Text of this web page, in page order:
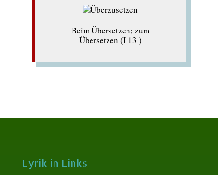
Beim Übersetzen; zum
Übersetzen (I.13 )
Lyrik in Links